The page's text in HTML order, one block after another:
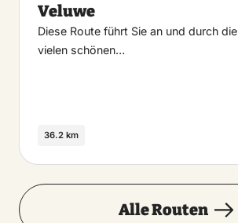
Veluwe
Diese Route führt Sie an und durch die
vielen schönen…
36.2 km
Alle Routen